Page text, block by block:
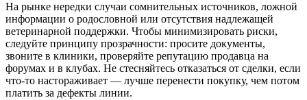
На рынке нередки случаи сомнительных источников, ложной
информации о родословной или отсутствия надлежащей
ветеринарной поддержки. Чтобы минимизировать риски,
следуйте принципу прозрачности: просите документы,
звоните в клиники, проверяйте репутацию продавца на
форумах и в клубах. Не стесняйтесь отказаться от сделки, если
что-то настораживает — лучше перенести покупку, чем потом
платить за дефекты линии.